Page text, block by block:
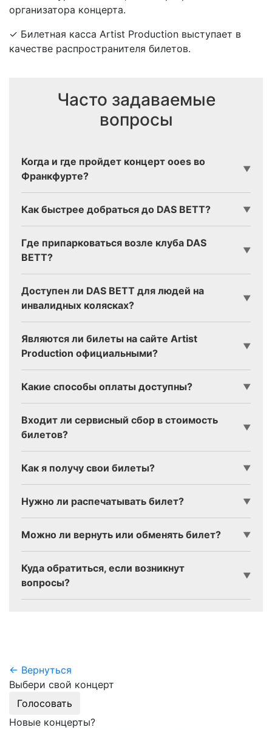
организатора концерта.
✓ Билетная касса Artist Production выступает в
качестве распространителя билетов.
Часто задаваемые
вопросы
Когда и где пройдет концерт ooes во
Франкфурте?
▼
Как быстрее добраться до DAS BETT? ▼
Где припарковаться возле клуба DAS
BETT?
▼
Доступен ли DAS BETT для людей на
инвалидных колясках?
▼
Являются ли билеты на сайте Artist
Production официальными?
▼
Какие способы оплаты доступны? ▼
Входит ли сервисный сбор в стоимость
билетов?
▼
Как я получу свои билеты? ▼
Нужно ли распечатывать билет? ▼
Можно ли вернуть или обменять билет? ▼
Куда обратиться, если возникнут
вопросы?
▼
← Вернуться
Выбери свой концерт
Голосовать
Новые концерты?